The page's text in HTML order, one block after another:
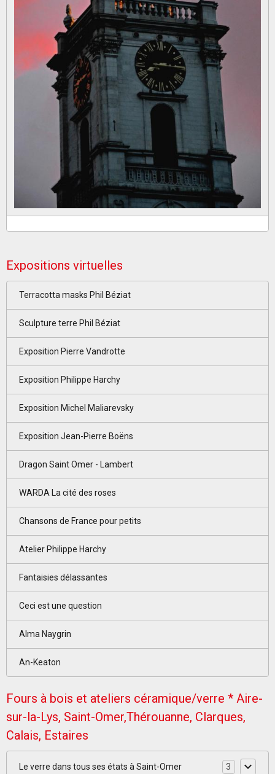
Expositions virtuelles
Terracotta masks Phil Béziat
Sculpture terre Phil Béziat
Exposition Pierre Vandrotte
Exposition Philippe Harchy
Exposition Michel Maliarevsky
Exposition Jean-Pierre Boëns
Dragon Saint Omer - Lambert
WARDA La cité des roses
Chansons de France pour petits
Atelier Philippe Harchy
Fantaisies délassantes
Ceci est une question
Alma Naygrin
An-Keaton
Fours à bois et ateliers céramique/verre * Aire-
sur-la-Lys, Saint-Omer,Thérouanne, Clarques,
Calais, Estaires
Le verre dans tous ses états à Saint-Omer 3